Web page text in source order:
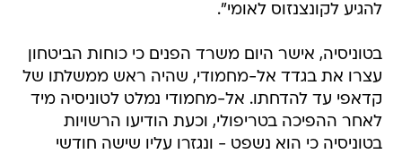
להגיע לקונצנזוס לאומי".
בטוניסיה, אישר היום משרד הפנים כי כוחות הביטחון
עצרו את בגדד אל-מחמודי, שהיה ראש ממשלתו של
קדאפי עד להדחתו. אל-מחמודי נמלט לטוניסיה מיד
לאחר ההפיכה בטריפולי, וכעת הודיעו הרשויות
בטוניסיה כי הוא נשפט - ונגזרו עליו שישה חודשי